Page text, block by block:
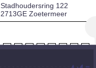
Stadhoudersring 122
2713GE Zoetermeer